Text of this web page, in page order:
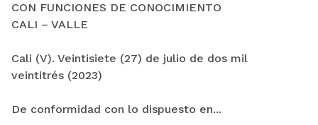
CON FUNCIONES DE CONOCIMIENTO
CALI – VALLE
Cali (V). Veintisiete (27) de julio de dos mil
veintitrés (2023)
De conformidad con lo dispuesto en...